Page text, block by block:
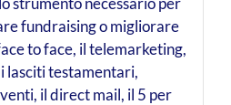
fundraising o migliorare
to face, il telemarketing,
lasciti testamentari,
il direct mail, il 5 per